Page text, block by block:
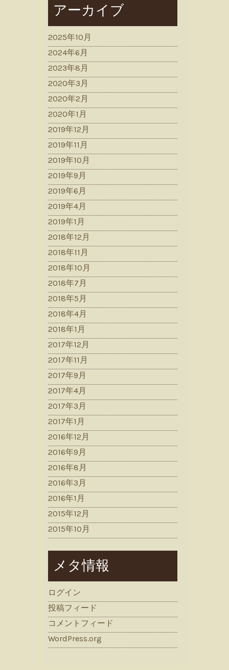
アーカイブ
2025年10月
2024年6月
2023年8月
2020年3月
2020年2月
2020年1月
2019年12月
2019年11月
2019年10月
2019年9月
2019年6月
2019年4月
2019年1月
2018年12月
2018年11月
2018年10月
2018年7月
2018年5月
2018年4月
2018年1月
2017年12月
2017年11月
2017年9月
2017年4月
2017年3月
2017年1月
2016年12月
2016年9月
2016年8月
2016年3月
2016年1月
2015年12月
2015年10月
メタ情報
ログイン
投稿フィード
コメントフィード
WordPress.org